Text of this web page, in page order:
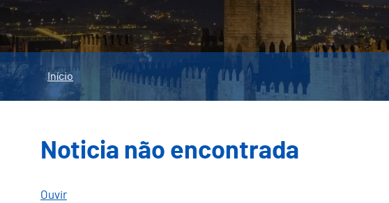
Início
Noticia não encontrada
Ouvir